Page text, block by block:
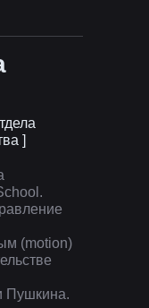
]
(motion)
Пушкина.